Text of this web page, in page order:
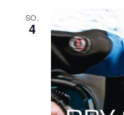
SO.
4